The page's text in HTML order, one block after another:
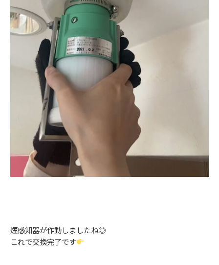
煙感知器が作動しましたね◎
これで交換完了です